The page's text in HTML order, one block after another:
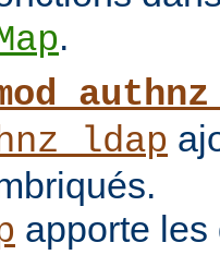
.
apporte les